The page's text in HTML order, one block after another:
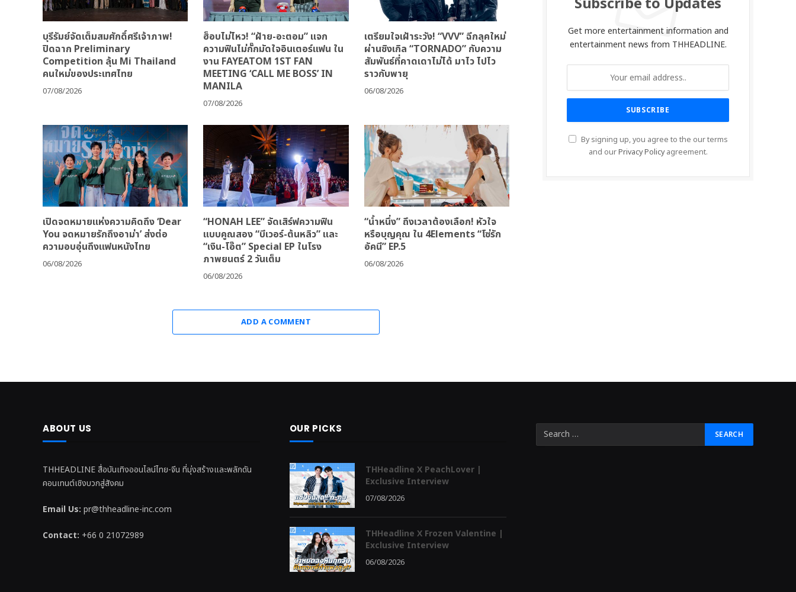
บุรีรัมย์จัดเต็มสมศักดิ์ศรีเจ้าภาพ!
ปิดฉาก Preliminary
Competition ลุ้น Mi Thailand
คนใหม่ของประเทศไทย
07/08/2026
ฮ็อบไม่ไหว! “ฝ้าย-อะตอม” แจก
ความฟินไม่กั๊กมัดใจอินเตอร์แฟน ใน
งาน FAYEATOM 1ST FAN
MEETING ‘CALL ME BOSS’ IN
MANILA
07/08/2026
เตรียมใจเฝ้าระวัง! “VVV” ฉีกลุคใหม่
ผ่านซิงเกิล “TORNADO” กับความ
สัมพันธ์ที่คาดเดาไม่ได้ มาไว ไปไว
ราวกับพายุ
06/08/2026
เปิดจดหมายแห่งความคิดถึง ‘Dear
You จดหมายรักถึงอาม่า’ ส่งต่อ
ความอบอุ่นถึงแฟนหนังไทย
06/08/2026
“HONAH LEE” จัดเสิร์ฟความฟิน
แบบคูณสอง “บีเวอร์-ต้นหลิว” และ
“เงิน-โอ๊ต” Special EP ในโรง
ภาพยนตร์ 2 วันเต็ม
06/08/2026
“น้ำหนึ่ง” ถึงเวลาต้องเลือก! หัวใจ
หรือบุญคุณ ใน 4Elements “โซ่รัก
อัคนี” EP.5
06/08/2026
ADD A COMMENT
Subscribe to Updates
Get more entertainment information and
entertainment news from THHEADLINE.
By signing up, you agree to the our terms
and ourPrivacy Policyagreement.
ABOUT US
THHEADLINE สื่อบันเทิงออนไลน์ไทย-จีน ที่มุ่งสร้างและพลักดัน
คอนเทนต์เชิงบวกสู่สังคม
Email Us: pr@thheadline-inc.com
Contact: +66 0 21072989
OUR PICKS
THHeadline X PeachLover |
Exclusive Interview
07/08/2026
THHeadline X Frozen Valentine |
Exclusive Interview
06/08/2026